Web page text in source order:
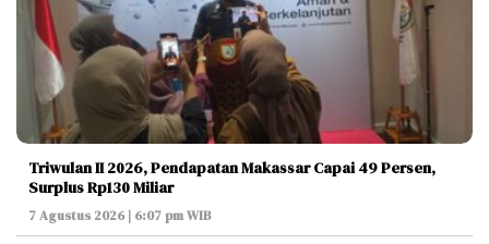
Triwulan II 2026, Pendapatan Makassar Capai 49 Persen,
Surplus Rp130 Miliar
7 Agustus 2026 | 6:07 pm WIB